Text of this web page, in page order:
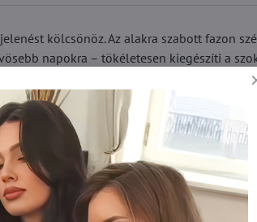
kölcsönöz. Az alakra szabott fazon
napokra – tökéletesen kiegészíti a